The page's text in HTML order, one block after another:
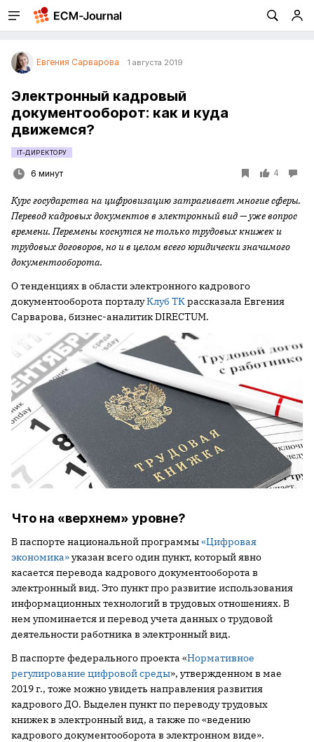
Евгения Сарварова 1 августа 2019
Электронный кадровый
документооборот: как и куда
движемся?
IT-ДИРЕКТОРУ
6 минут 4
Курс государства на цифровизацию затрагивает многие сферы.
Перевод кадровых документов в электронный вид — уже вопрос
времени. Перемены коснутся не только трудовых книжек и
трудовых договоров, но и в целом всего юридически значимого
документооборота.
О тенденциях в области электронного кадрового
документооборота порталуКлуб ТКрассказала Евгения
Сарварова, бизнес-аналитик DIRECTUM.
Что на «верхнем» уровне?
В паспорте национальной программы«Цифровая
экономика»указан всего один пункт, который явно
касается перевода кадрового документооборота в
электронный вид. Это пункт про развитие использования
информационных технологий в трудовых отношениях. В
нем упоминается и перевод учета данных о трудовой
деятельности работника в электронный вид.
В паспорте федерального проекта «Нормативное
регулирование цифровой среды», утвержденном в мае
2019 г., тоже можно увидеть направления развития
кадрового ДО. Выделен пункт по переводу трудовых
книжек в электронный вид, а также по «ведению
кадрового документооборота в электронном виде».